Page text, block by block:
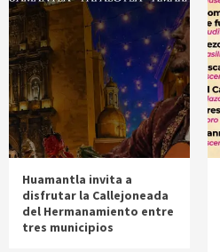
Huamantla invita a
disfrutar la Callejoneada
del Hermanamiento entre
tres municipios